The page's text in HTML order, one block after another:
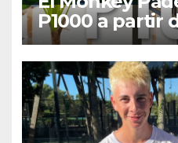
P1000 a partir